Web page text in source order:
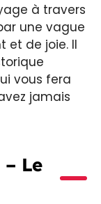
à travers
une vague
et de joie. Il
vous fera
jamais
Le